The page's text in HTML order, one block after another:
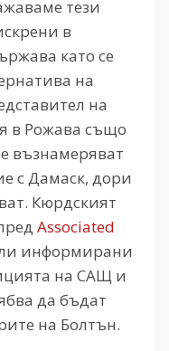
тези
в
като се
на
на
в Рожава също
възнамеряват
с Дамаск, дори
Кюрдският
Associated
информирани
на САЩ и
да бъдат
на Болтън.